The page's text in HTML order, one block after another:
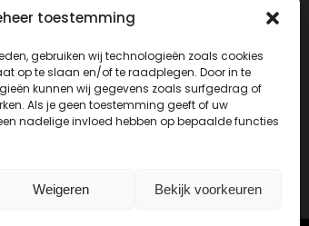
toestemming
gebruiken wij technologieën zoals cookies
op te slaan en/of te raadplegen. Door in te
kunnen wij gegevens zoals surfgedrag of
Als je geen toestemming geeft of uw
nadelige invloed hebben op bepaalde functies
Weigeren Bekijk voorkeuren
ons op: